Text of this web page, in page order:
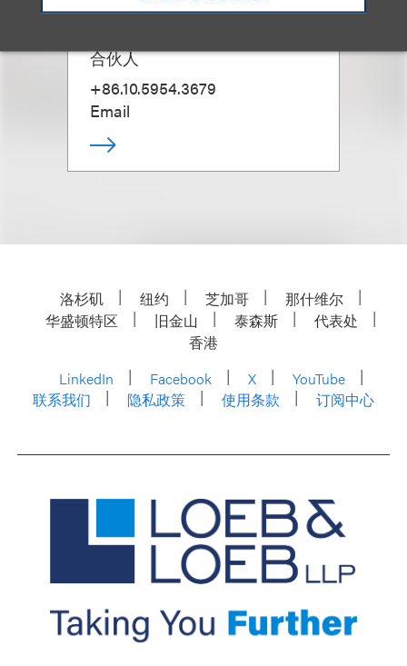
James M. Zimmerman
合伙人
+86.10.5954.3679
Email
洛杉矶 纽约 芝加哥
那什维尔
华盛顿特区
旧金山 泰森斯
代表处
香港
LinkedIn
Facebook X
YouTube
联系我们
隐私政策 使用条款 订阅中心